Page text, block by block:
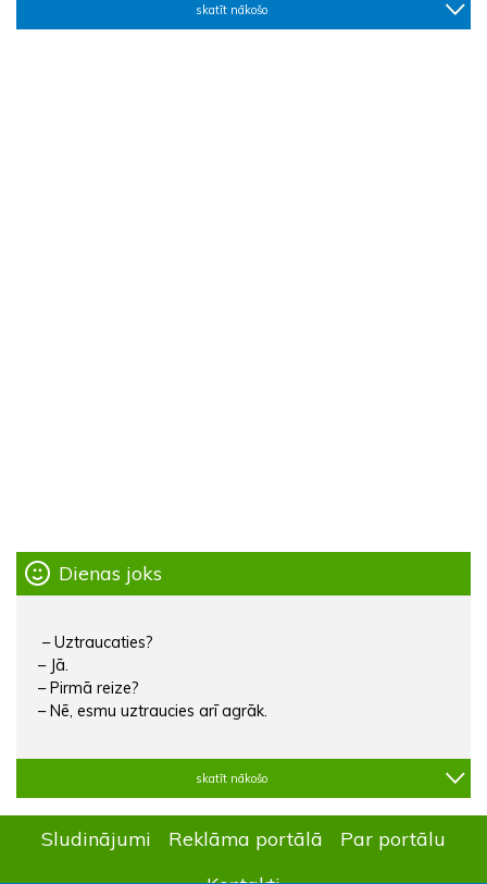
skatīt nākošo
Dienas joks
– Uztraucaties?
– Jā.
– Pirmā reize?
– Nē, esmu uztraucies arī agrāk.
skatīt nākošo
Sludinājumi Reklāma portālā
Par portālu